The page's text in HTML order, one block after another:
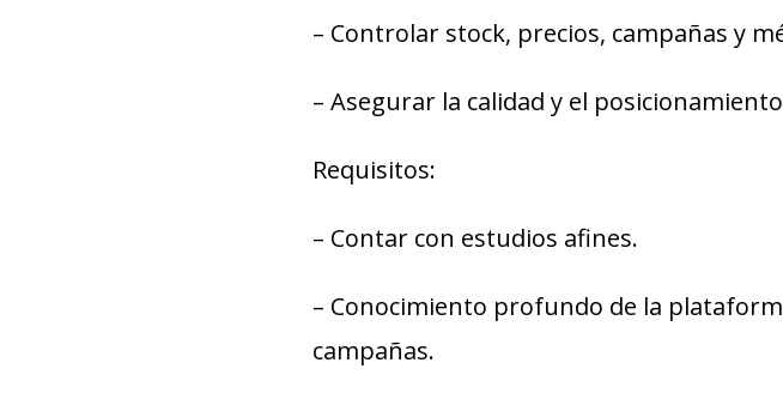
– Controlar stock, precios, campañas y
– Asegurar la calidad y el
Requisitos:
– Contar con estudios afines.
– Conocimiento profundo de la
campañas.